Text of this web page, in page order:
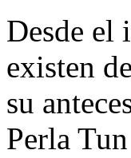
Desde el
existen
su
Perla